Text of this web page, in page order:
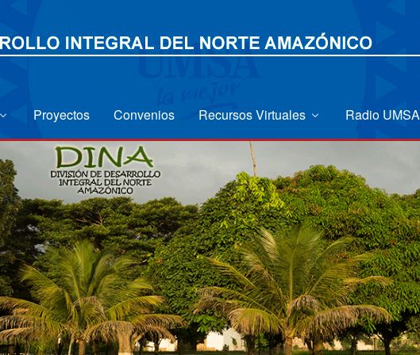
Proyectos Convenios Recursos Virtuales Radio